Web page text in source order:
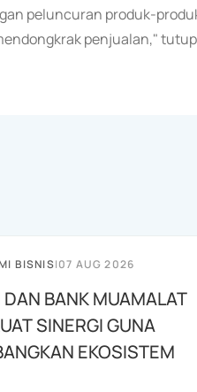
peluncuran produk-
penjualan,"
BISNIS|07 AUG 2026
DAN BANK MUAMALAT
SINERGI GUNA
EKOSISTEM